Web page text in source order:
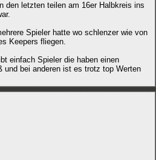
den letzten teilen am 16er Halbkreis ins
Spieler hatte wo schlenzer wie von
Keepers fliegen.
einfach Spieler die haben einen
und bei anderen ist es trotz top Werten